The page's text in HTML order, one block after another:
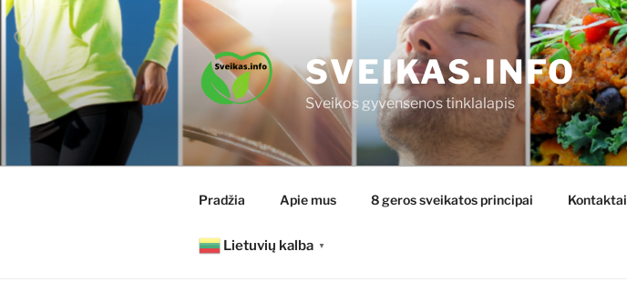
Eiti
prie
turinio
SVEIKAS.INFO
Sveikos gyvensenos tinklalapis
Pradžia Apie mus 8 geros sveikatos principai Kontaktai
Lietuvių kalba ▼